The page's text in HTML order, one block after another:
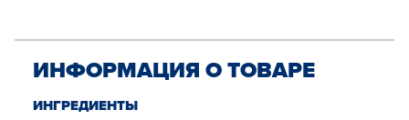
ИНФОРМАЦИЯ О ТОВАРЕ
ИНГРЕДИЕНТЫ